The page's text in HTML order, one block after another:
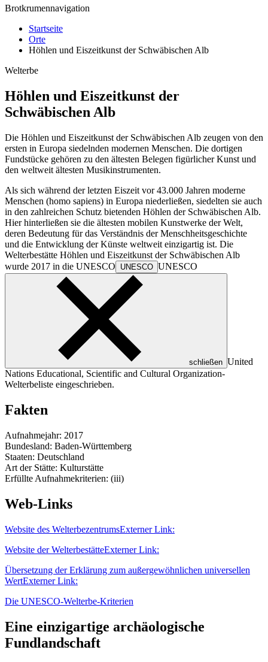
Brotkrumennavigation
Startseite
Orte
Höhlen und Eiszeitkunst der Schwäbischen Alb
Welterbe
Höhlen und Eiszeitkunst der
Schwäbischen Alb
Die Höhlen und Eiszeitkunst der Schwäbischen Alb zeugen von den
ersten in Europa siedelnden modernen Menschen. Die dortigen
Fundstücke gehören zu den ältesten Belegen figürlicher Kunst und
den weltweit ältesten Musikinstrumenten.
Als sich während der letzten Eiszeit vor 43.000 Jahren moderne
Menschen (homo sapiens) in Europa niederließen, siedelten sie auch
in den zahlreichen Schutz bietenden Höhlen der Schwäbischen Alb.
Hier hinterließen sie die ältesten mobilen Kunstwerke der Welt,
deren Bedeutung für das Verständnis der Menschheitsgeschichte
und die Entwicklung der Künste weltweit einzigartig ist. Die
Welterbestätte Höhlen und Eiszeitkunst der Schwäbischen Alb
wurde 2017 in die UNESCO UNESCO UNESCO
schließen United
Nations Educational, Scientific and Cultural Organization-
Welterbeliste eingeschrieben.
Fakten
Aufnahmejahr: 2017
Bundesland: Baden-Württemberg
Staaten: Deutschland
Art der Stätte: Kulturstätte
Erfüllte Aufnahmekriterien: (iii)
Web-Links
Website des WelterbezentrumsExterner Link:
Website der WelterbestätteExterner Link:
Übersetzung der Erklärung zum außergewöhnlichen universellen
WertExterner Link:
Die UNESCO-Welterbe-Kriterien
Eine einzigartige archäologische
Fundlandschaft